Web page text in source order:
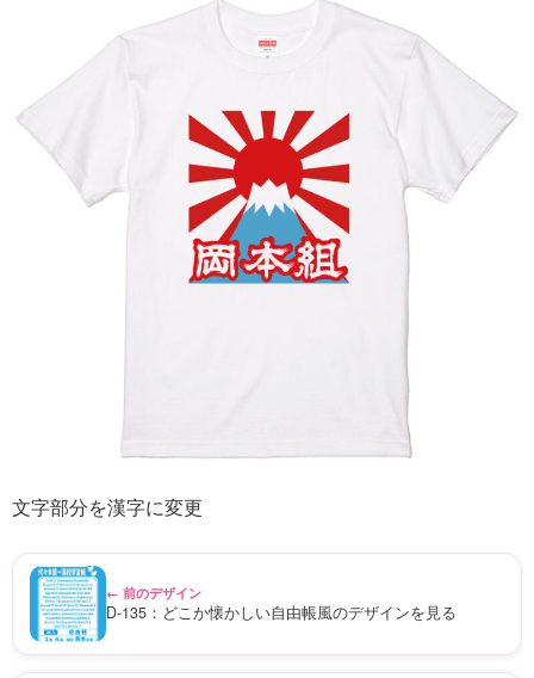
文字部分を漢字に変更
← 前のデザイン
D-135：どこか懐かしい自由帳風のデザインを見る